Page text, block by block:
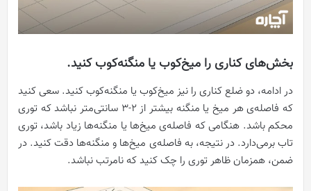
بخش‌های کناری را میخ‌کوب یا منگنه‌کوب کنید.
در ادامه، دو ضلع کناری را نیز میخ‌کوب یا منگنه‌کوب کنید. سعی کنید
که فاصله‌ی هر میخ یا منگنه بیشتر از ۲-۳ سانتی‌متر نباشد که توری
محکم باشد. هنگامی که فاصله‌ی میخ‌ها یا منگنه‌ها زیاد باشد، توری
تاب بر‌می‌دارد. در نتیجه، به فاصله‌ی میخ‌ها و منگنه‌ها دقت کنید. در
ضمن، همزمان ظاهر توری را چک کنید که نامرتب نباشد.